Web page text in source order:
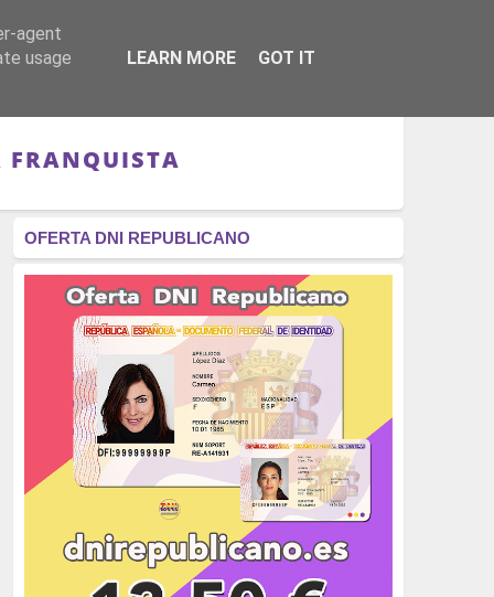
RÉGIMEN - MONARQUÍA
FRANQUISTA
OFERTA DNI REPUBLICANO
agent
usage
LEARN MORE GOT IT